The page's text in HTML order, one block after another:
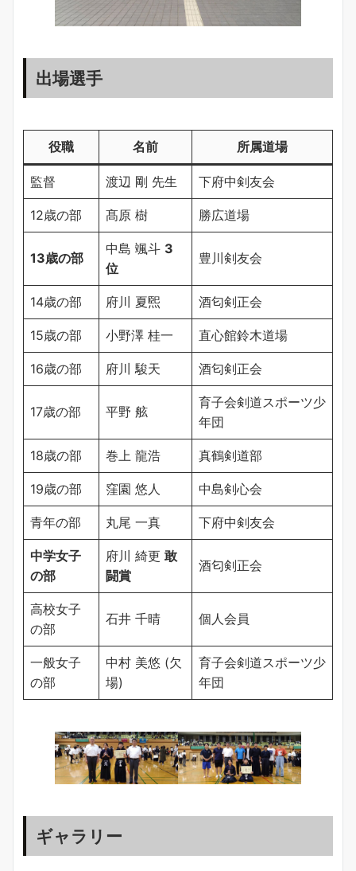
出場選手
役職 名前 所属道場
監督 渡辺 剛 先生 下府中剣友会
12歳の部 髙原 樹 勝広道場
13歳の部
中島 颯斗 3
位
豊川剣友会
14歳の部 府川 夏煕 酒匂剣正会
15歳の部 小野澤 桂一 直心館鈴木道場
16歳の部 府川 駿天 酒匂剣正会
17歳の部 平野 舷
育子会剣道スポーツ少
年団
18歳の部 巻上 龍浩 真鶴剣道部
19歳の部 窪園 悠人 中島剣心会
青年の部 丸尾 一真 下府中剣友会
中学女子
の部
府川 綺更 敢
闘賞
酒匂剣正会
高校女子
の部
石井 千晴 個人会員
一般女子
の部
中村 美悠 (欠
場)
育子会剣道スポーツ少
年団
ギャラリー